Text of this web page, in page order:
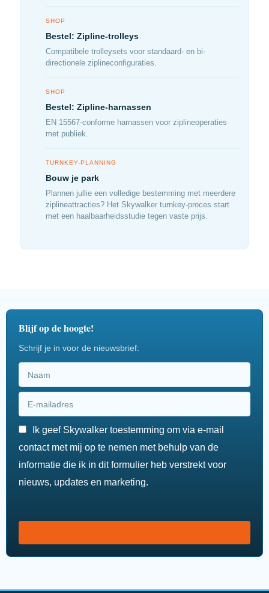
SHOP
Bestel: Zipline-trolleys
Compatibele trolleysets voor standaard- en bi-
directionele ziplineconfiguraties.
SHOP
Bestel: Zipline-harnassen
EN 15567-conforme harnassen voor ziplineoperaties
met publiek.
TURNKEY-PLANNING
Bouw je park
Plannen jullie een volledige bestemming met meerdere
ziplineattracties? Het Skywalker turnkey-proces start
met een haalbaarheidsstudie tegen vaste prijs.
Blijf op de hoogte!
Schrijf je in voor de nieuwsbrief:
Ik geef Skywalker toestemming om via e-mail
contact met mij op te nemen met behulp van de
informatie die ik in dit formulier heb verstrekt voor
nieuws, updates en marketing.